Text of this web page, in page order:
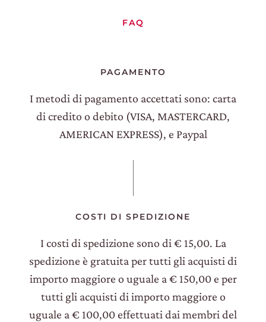
FAQ
PAGAMENTO
I metodi di pagamento accettati sono: carta
di credito o debito (VISA, MASTERCARD,
AMERICAN EXPRESS), e Paypal
COSTI DI SPEDIZIONE
I costi di spedizione sono di € 15,00. La
spedizione è gratuita per tutti gli acquisti di
importo maggiore o uguale a € 150,00 e per
tutti gli acquisti di importo maggiore o
uguale a € 100,00 effettuati dai membri del